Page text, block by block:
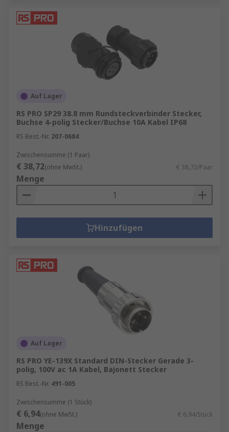
Auf Lager
RS PRO SP29 38.8 mm Rundsteckverbinder Stecker,
Buchse 4-polig Stecker/Buchse 10A Kabel IP68
RS Best.-Nr. 207-0684
Zwischensumme (1 Paar)
€ 38,72(ohne MwSt.) € 38,72/Paar
Menge
Hinzufügen
Auf Lager
RS PRO YE-139X Standard DIN-Stecker Gerade 3-
polig, 100V ac 1A Kabel, Bajonett Stecker
RS Best.-Nr. 491-005
Zwischensumme (1 Stück)
€ 6,94(ohne MwSt.) € 6,94/Stück
Menge